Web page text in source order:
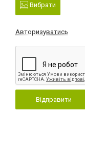
Вибрати
Авторизуватись
Відправити